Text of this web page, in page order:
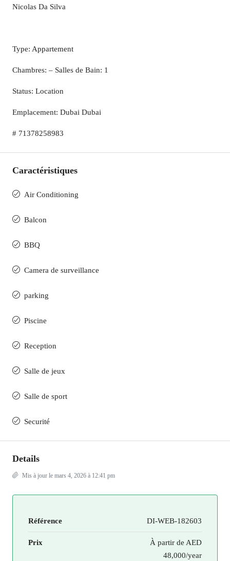
Nicolas Da Silva
Type: Appartement
Chambres: – Salles de Bain: 1
Status: Location
Emplacement: Dubai Dubai
# 71378258983
Caractéristiques
Air Conditioning
Balcon
BBQ
Camera de surveillance
parking
Piscine
Reception
Salle de jeux
Salle de sport
Securité
Details
Mis à jour le mars 4, 2026 à 12:41 pm
Référence DI-WEB-182603
Prix À partir de AED
48,000/year